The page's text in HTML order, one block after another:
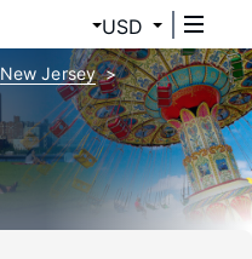
USD
New Jersey